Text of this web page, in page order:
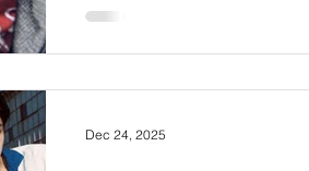
Dec 24, 2025